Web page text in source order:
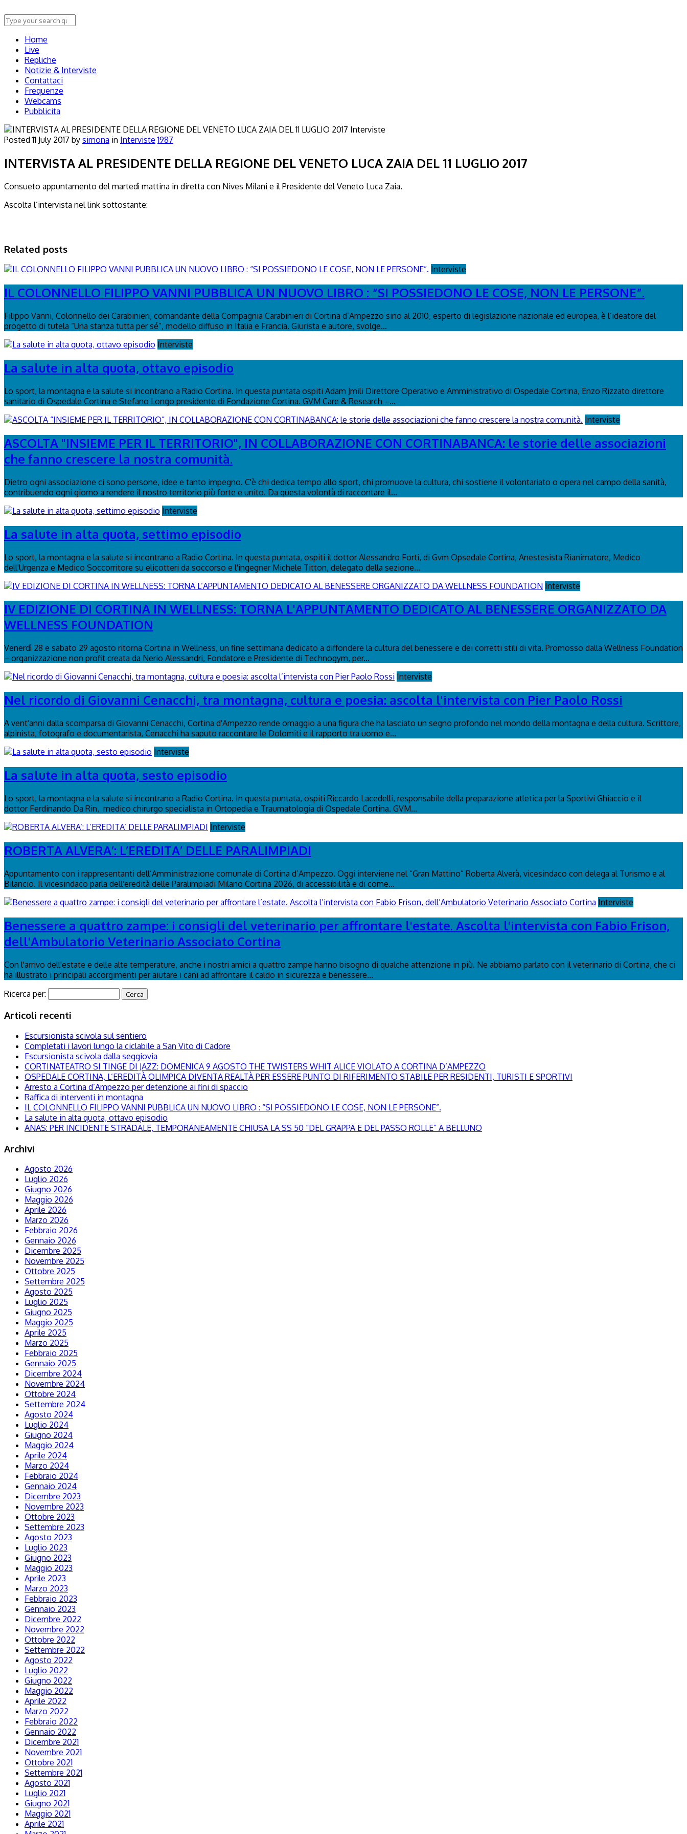
Home
Live
Repliche
Notizie & Interviste
Contattaci
Frequenze
Webcams
Pubblicita
Interviste
Posted11 July 2017 by simona in Interviste 1987
INTERVISTA AL PRESIDENTE DELLA REGIONE DEL VENETO LUCA ZAIA DEL 11 LUGLIO 2017
Consueto appuntamento del martedì mattina in diretta con Nives Milani e il Presidente del Veneto Luca Zaia.
Ascolta l’intervista nel link sottostante:
Related posts
Interviste
IL COLONNELLO FILIPPO VANNI PUBBLICA UN NUOVO LIBRO : “SI POSSIEDONO LE COSE, NON LE PERSONE”.
Filippo Vanni, Colonnello dei Carabinieri, comandante della Compagnia Carabinieri di Cortina d’Ampezzo sino al 2010, esperto di legislazione nazionale ed europea, è l’ideatore del
progetto di tutela “Una stanza tutta per sé”, modello diffuso in Italia e Francia. Giurista e autore, svolge...
Interviste
La salute in alta quota, ottavo episodio
Lo sport, la montagna e la salute si incontrano a Radio Cortina. In questa puntata ospiti Adam Jmili Direttore Operativo e Amministrativo di Ospedale Cortina, Enzo Rizzato direttore
sanitario di Ospedale Cortina e Stefano Longo presidente di Fondazione Cortina. GVM Care & Research –...
Interviste
ASCOLTA "INSIEME PER IL TERRITORIO", IN COLLABORAZIONE CON CORTINABANCA: le storie delle associazioni
che fanno crescere la nostra comunità.
Dietro ogni associazione ci sono persone, idee e tanto impegno. C'è chi dedica tempo allo sport, chi promuove la cultura, chi sostiene il volontariato o opera nel campo della sanità,
contribuendo ogni giorno a rendere il nostro territorio più forte e unito. Da questa volontà di raccontare il...
Interviste
La salute in alta quota, settimo episodio
Lo sport, la montagna e la salute si incontrano a Radio Cortina. In questa puntata, ospiti il dottor Alessandro Forti, di Gvm Opsedale Cortina, Anestesista Rianimatore, Medico
dell'Urgenza e Medico Soccorritore su elicotteri da soccorso e l'ingegner Michele Titton, delegato della sezione...
Interviste
IV EDIZIONE DI CORTINA IN WELLNESS: TORNA L'APPUNTAMENTO DEDICATO AL BENESSERE ORGANIZZATO DA
WELLNESS FOUNDATION
Venerdì 28 e sabato 29 agosto ritorna Cortina in Wellness, un fine settimana dedicato a diffondere la cultura del benessere e dei corretti stili di vita. Promosso dalla Wellness Foundation
– organizzazione non profit creata da Nerio Alessandri, Fondatore e Presidente di Technogym, per...
Interviste
Nel ricordo di Giovanni Cenacchi, tra montagna, cultura e poesia: ascolta l'intervista con Pier Paolo Rossi
A vent'anni dalla scomparsa di Giovanni Cenacchi, Cortina d'Ampezzo rende omaggio a una figura che ha lasciato un segno profondo nel mondo della montagna e della cultura. Scrittore,
alpinista, fotografo e documentarista, Cenacchi ha saputo raccontare le Dolomiti e il rapporto tra uomo e...
Interviste
La salute in alta quota, sesto episodio
Lo sport, la montagna e la salute si incontrano a Radio Cortina. In questa puntata, ospiti Riccardo Lacedelli, responsabile della preparazione atletica per la Sportivi Ghiaccio e il
dottor Ferdinando Da Rin, medico chirurgo specialista in Ortopedia e Traumatologia di Ospedale Cortina. GVM...
Interviste
ROBERTA ALVERA’: L’EREDITA’ DELLE PARALIMPIADI
Appuntamento con i rappresentanti dell’Amministrazione comunale di Cortina d’Ampezzo. Oggi interviene nel “Gran Mattino” Roberta Alverà, vicesindaco con delega al Turismo e al
Bilancio. Il vicesindaco parla dell'eredità delle Paralimpiadi Milano Cortina 2026, di accessibilità e di come...
Interviste
Benessere a quattro zampe: i consigli del veterinario per affrontare l'estate. Ascolta l'intervista con Fabio Frison,
dell'Ambulatorio Veterinario Associato Cortina
Con l'arrivo dell'estate e delle alte temperature, anche i nostri amici a quattro zampe hanno bisogno di qualche attenzione in più. Ne abbiamo parlato con il veterinario di Cortina, che ci
ha illustrato i principali accorgimenti per aiutare i cani ad affrontare il caldo in sicurezza e benessere...
Ricerca per:
Articoli recenti
Escursionista scivola sul sentiero
Completati i lavori lungo la ciclabile a San Vito di Cadore
Escursionista scivola dalla seggiovia
CORTINATEATRO SI TINGE DI JAZZ: DOMENICA 9 AGOSTO THE TWISTERS WHIT ALICE VIOLATO A CORTINA D’AMPEZZO
OSPEDALE CORTINA, L’EREDITÀ OLIMPICA DIVENTA REALTÀ PER ESSERE PUNTO DI RIFERIMENTO STABILE PER RESIDENTI, TURISTI E SPORTIVI
Arresto a Cortina d’Ampezzo per detenzione ai fini di spaccio
Raffica di interventi in montagna
IL COLONNELLO FILIPPO VANNI PUBBLICA UN NUOVO LIBRO : “SI POSSIEDONO LE COSE, NON LE PERSONE”.
La salute in alta quota, ottavo episodio
ANAS: PER INCIDENTE STRADALE, TEMPORANEAMENTE CHIUSA LA SS 50 “DEL GRAPPA E DEL PASSO ROLLE” A BELLUNO
Archivi
Agosto 2026
Luglio 2026
Giugno 2026
Maggio 2026
Aprile 2026
Marzo 2026
Febbraio 2026
Gennaio 2026
Dicembre 2025
Novembre 2025
Ottobre 2025
Settembre 2025
Agosto 2025
Luglio 2025
Giugno 2025
Maggio 2025
Aprile 2025
Marzo 2025
Febbraio 2025
Gennaio 2025
Dicembre 2024
Novembre 2024
Ottobre 2024
Settembre 2024
Agosto 2024
Luglio 2024
Giugno 2024
Maggio 2024
Aprile 2024
Marzo 2024
Febbraio 2024
Gennaio 2024
Dicembre 2023
Novembre 2023
Ottobre 2023
Settembre 2023
Agosto 2023
Luglio 2023
Giugno 2023
Maggio 2023
Aprile 2023
Marzo 2023
Febbraio 2023
Gennaio 2023
Dicembre 2022
Novembre 2022
Ottobre 2022
Settembre 2022
Agosto 2022
Luglio 2022
Giugno 2022
Maggio 2022
Aprile 2022
Marzo 2022
Febbraio 2022
Gennaio 2022
Dicembre 2021
Novembre 2021
Ottobre 2021
Settembre 2021
Agosto 2021
Luglio 2021
Giugno 2021
Maggio 2021
Aprile 2021